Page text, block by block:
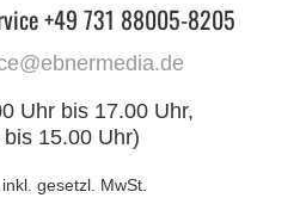
+49 731 88005-8205
Uhr bis 17.00 Uhr,
bis 15.00 Uhr)
gesetzl. MwSt.